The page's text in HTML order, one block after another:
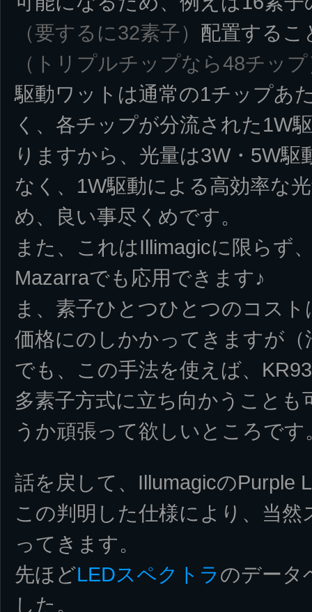
（要するに32素子） 配置するこ
（トリプルチップなら48チッ
駆動ワットは通常の1チップあ
く、各チップが分流された1W
りますから、光量は3W・5W
なく、1W駆動による高効率な
め、良い事尽くめです。
また、これはIllimagicに限らず
Mazarraでも応用できます♪
ま、素子ひとつひとつのコス
価格にのしかかってきますが（
でも、この手法を使えば、
多素子方式に立ち向かうこと
うか頑張って欲しいところです
話を戻して、IllumagicのPurple
この判明した仕様により、当
ってきます。
先ほどLEDスペクトラのデータ
した。